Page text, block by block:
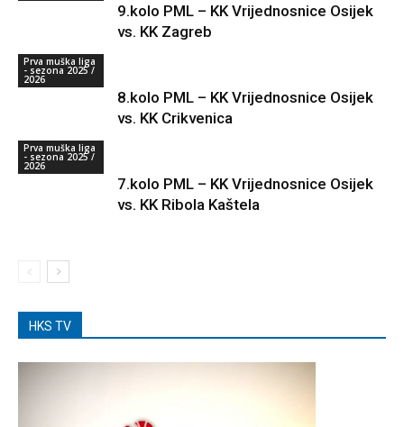
9.kolo PML – KK Vrijednosnice Osijek
vs. KK Zagreb
Prva muška liga
- sezona 2025 /
2026
8.kolo PML – KK Vrijednosnice Osijek
vs. KK Crikvenica
Prva muška liga
- sezona 2025 /
2026
7.kolo PML – KK Vrijednosnice Osijek
vs. KK Ribola Kaštela
HKS TV